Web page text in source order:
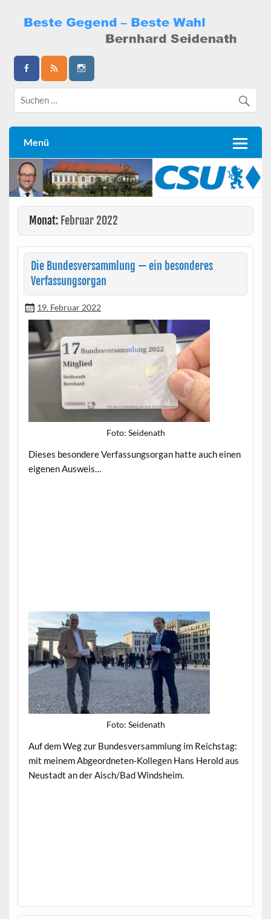
content
Bernhard Seidenath
Menü
Monat: Februar 2022
Die Bundesversammlung — ein besonderes
Verfassungsorgan
19. Februar 2022
Foto: Sei­de­nath
Dieses beson­dere Ver­fas­sung­sor­gan hat­te auch einen
eige­nen Ausweis…
Foto: Sei­de­nath
Auf dem Weg zur Bun­desver­samm­lung im Reich­stag:
mit meinem Abge­ord­neten-Kol­le­gen Hans Herold aus
Neustadt an der Aisch/Bad Windsheim.